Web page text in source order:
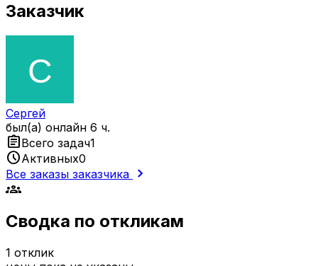
Заказчик
Сергей
был(а) онлайн 6 ч.
assignmentВсего задач1
scheduleАктивных0
Все заказы заказчика chevron_right
groups
Сводка по откликам
1 отклик